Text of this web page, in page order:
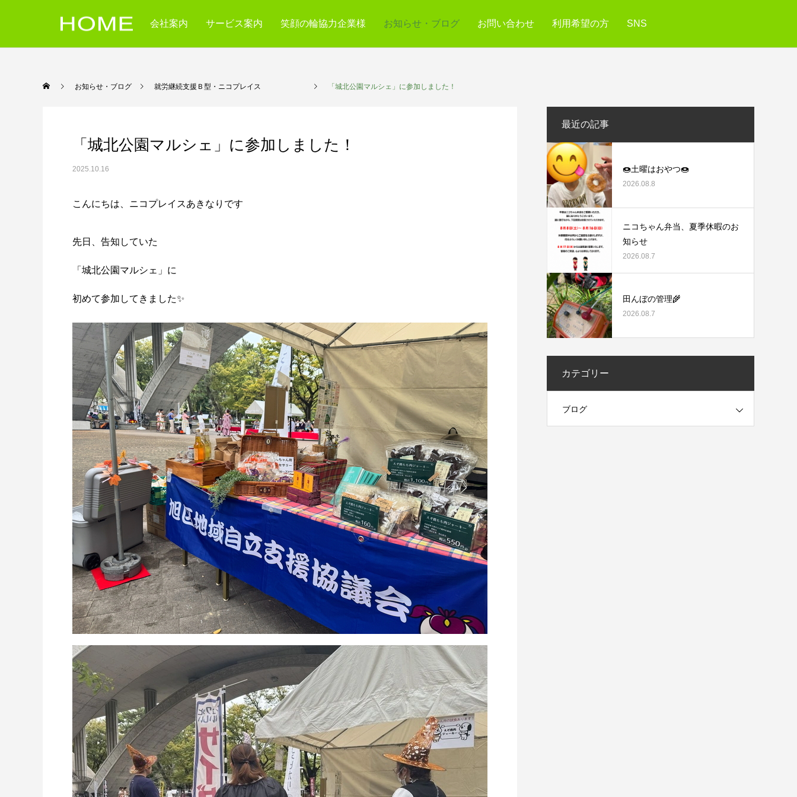
会社案内 サービス案内 笑顔の輪協力企業様 お知らせ・ブログ お問い合わせ 利用希望の方 SNS
お知らせ・ブログ 就労継続支援Ｂ型・ニコプレイス 「城北公園マルシェ」に参加しました！
「城北公園マルシェ」に参加しました！
2025.10.16
こんにちは、ニコプレイスあきなりです
先日、告知していた
「城北公園マルシェ」に
初めて参加してきました✨
最近の記事
🍩土曜はおやつ🍩
2026.08.8
ニコちゃん弁当、夏季休暇のお
知らせ
2026.08.7
田んぼの管理🌾
2026.08.7
カテゴリー
ブログ